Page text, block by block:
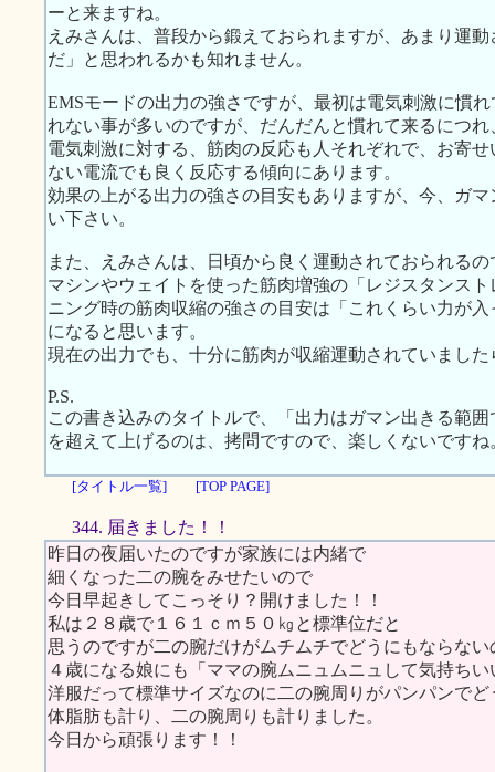
ーと来ますね。
えみさんは、普段から鍛えておられますが、あまり運
だ」と思われるかも知れません。
EMSモードの出力の強さですが、最初は電気刺激に慣
れない事が多いのですが、だんだんと慣れて来るにつ
電気刺激に対する、筋肉の反応も人それぞれで、お寄
ない電流でも良く反応する傾向にあります。
効果の上がる出力の強さの目安もありますが、今、ガ
い下さい。
また、えみさんは、日頃から良く運動されておられるの
マシンやウェイトを使った筋肉増強の「レジスタンス
ニング時の筋肉収縮の強さの目安は「これくらい力が
になると思います。
現在の出力でも、十分に筋肉が収縮運動されていまし
P.S.
この書き込みのタイトルで、「出力はガマン出きる範
を超えて上げるのは、拷問ですので、楽しくないですね
[タイトル一覧] [TOP PAGE]
344. 届きました！！
昨日の夜届いたのですが家族には内緒で
細くなった二の腕をみせたいので
今日早起きしてこっそり？開けました！！
私は２８歳で１６１ｃｍ５０㎏と標準位だと
思うのですが二の腕だけがムチムチでどうにもならない
４歳になる娘にも「ママの腕ムニュムニュして気持ち
洋服だって標準サイズなのに二の腕周りがパンパンで
体脂肪も計り、二の腕周りも計りました。
今日から頑張ります！！